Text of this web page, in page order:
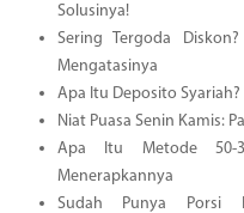
Solusinya!
Sering Tergoda
Mengatasinya
Apa Itu Deposito
Niat Puasa Senin Kamis:
Apa Itu Metode 50-
Menerapkannya
Sudah Punya Porsi